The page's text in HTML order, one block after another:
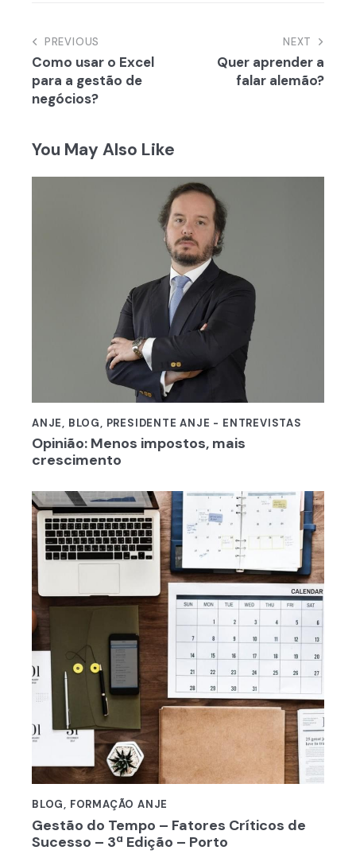
Navegação
de
artigos
PREVIOUS
Como usar o Excel
para a gestão de
negócios?
NEXT
Quer aprender a
falar alemão?
You May Also Like
ANJE, BLOG, PRESIDENTE ANJE - ENTREVISTAS
Opinião: Menos impostos, mais
crescimento
BLOG, FORMAÇÃO ANJE
Gestão do Tempo – Fatores Críticos de
Sucesso – 3ª Edição – Porto